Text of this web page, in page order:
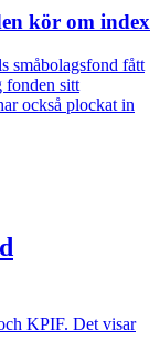
kör om index
småbolagsfond fått
fonden sitt
också plockat in
KPIF. Det visar